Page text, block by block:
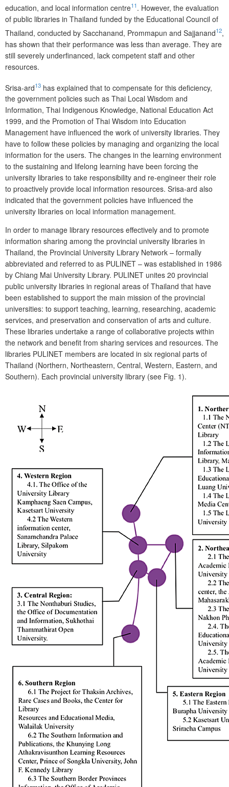
education, and local information centre11. However, the evaluation
of public libraries in Thailand funded by the Educational Council of
Thailand, conducted by Sacchanand, Prommapun and Sajjanand12,
has shown that their performance was less than average. They are
still severely underfinanced, lack competent staff and other
resources.
Srisa-ard13 has explained that to compensate for this deficiency,
the go­vernment policies such as Thai Local Wisdom and
Information, Thai Indigenous Knowledge, National Education Act
1999, and the Promotion of Thai Wisdom into Education
Management have influenced the work of university libraries. They
have to follow these policies by managing and organizing the local
information for the users. The changes in the learning environment
to the sustai­ning and lifelong learning have been forcing the
university libraries to take responsibility and re-engineer their role
to proactively provide local information resources. Srisa-ard also
indicated that the government policies have influenced the
university libraries on local information management.
In order to manage library resources effectively and to promote
information sharing among the provincial university libraries in
Thailand, the Provincial University Library Network – formally
abbreviated and referred to as PULINET – was established in 1986
by Chiang Mai University Library. PULINET unites 20 provincial
public university libraries in regional areas of Thailand that have
been established to support the main mission of the provincial
universities: to support teaching, learning, researching, academic
services, and preservation and conservation of arts and culture.
These libraries undertake a range of collaborative projects within
the network and benefit from sharing services and resources. The
libraries PULINET members are located in six regional parts of
Thailand (Northern, Northeastern, Central, Western, Eastern, and
Southern). Each provincial university library (see Fig. 1).